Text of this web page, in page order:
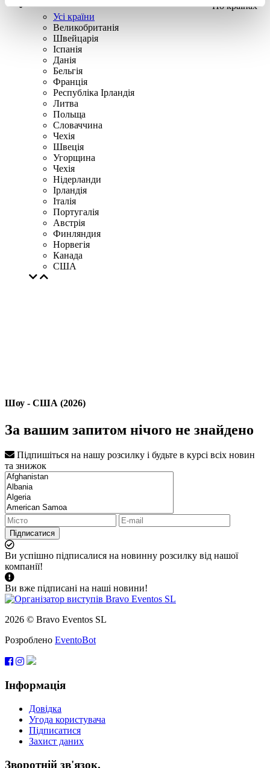
По країнах
Усі країни
Великобританія
Швейцарія
Іспанія
Данія
Бельгія
Франція
Республіка Ірландія
Литва
Польща
Словаччина
Чехія
Швецiя
Угорщина
Чехія
Нідерланди
Iрландія
Iталiя
Португалія
Австрія
Финляндия
Норвегія
Канада
США
Шоу - США (2026)
За вашим запитом нічого не знайдено
Підпишіться на нашу розсилку і будьте в курсі всіх новин
та знижок
Підписатися
Ви успішно підписалися на новинну розсилку від нашої
компанії!
Ви вже підписані на наші новини!
2026 © Bravo Eventos SL
Розроблено EventoBot
Інформація
Довідка
Угода користувача
Підписатися
Захист даних
Зворотній зв'язок.